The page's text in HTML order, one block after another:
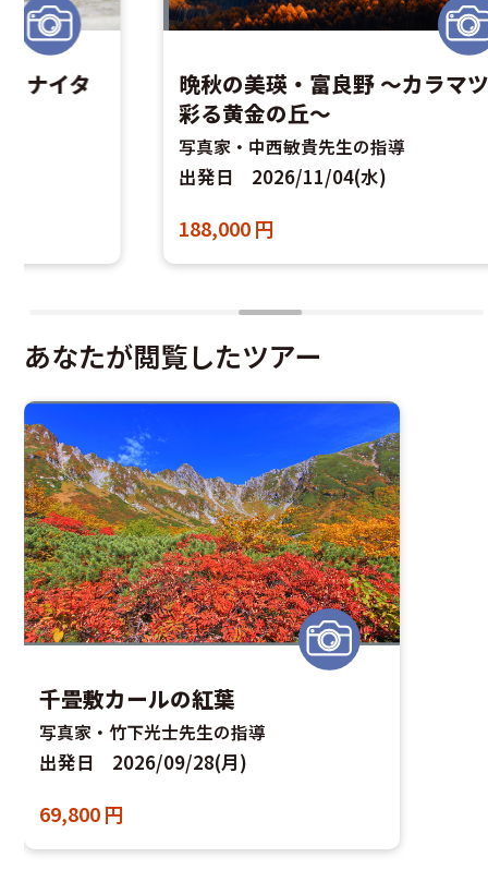
晩秋の美瑛・富良野 ～カラマツが
彩る黄金の丘～
写真家・中西敏貴先生の指導
2026/11/04(水)
馬
あなたが閲覧したツアー
千畳敷カールの紅葉
写真家・竹下光士先生の指導
出発日 2026/09/28(月)
69,800円